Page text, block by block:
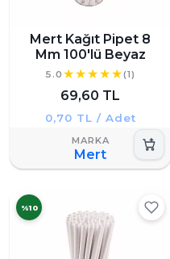
Mert Kağıt Pipet 8
Mm 100'lü Beyaz
5.0 (1)
69,60 TL
0,70 TL / Adet
Mert
%10